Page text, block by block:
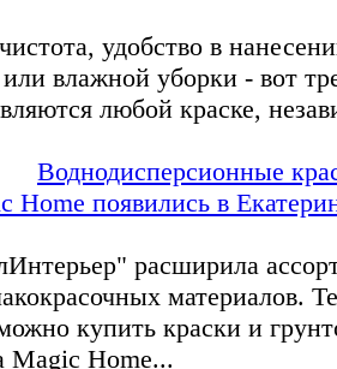
удобство в
влажной уборки - вот
любой краске,
Воднодисперсионные
Home появились в
расширила
материалов.
купить краски и
Magic Home...